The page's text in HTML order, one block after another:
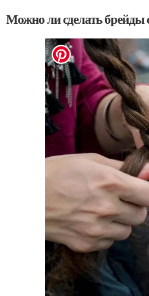
Можно ли сделать брейды